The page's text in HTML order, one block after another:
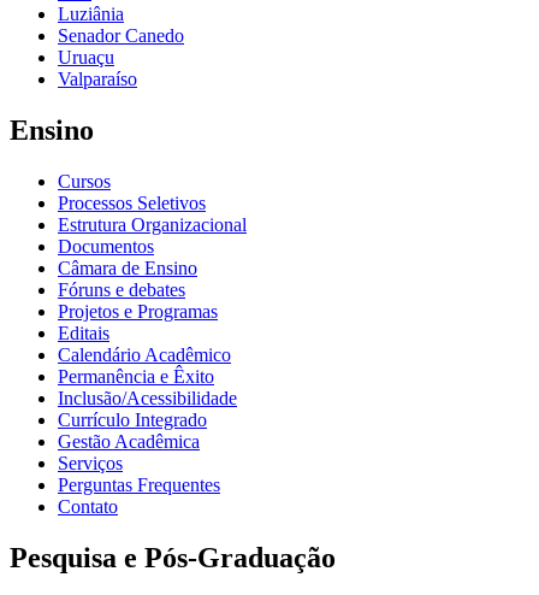
Luziânia
Senador Canedo
Uruaçu
Valparaíso
Ensino
Cursos
Processos Seletivos
Estrutura Organizacional
Documentos
Câmara de Ensino
Fóruns e debates
Projetos e Programas
Editais
Calendário Acadêmico
Permanência e Êxito
Inclusão/Acessibilidade
Currículo Integrado
Gestão Acadêmica
Serviços
Perguntas Frequentes
Contato
Pesquisa e Pós-Graduação